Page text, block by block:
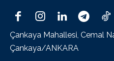
Çankaya Mahallesi, Cemal
Çankaya/ANKARA